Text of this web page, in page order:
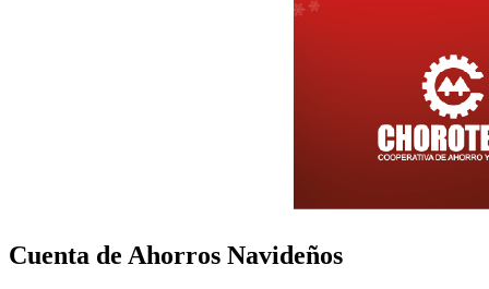
Cuenta de Ahorros Navideños